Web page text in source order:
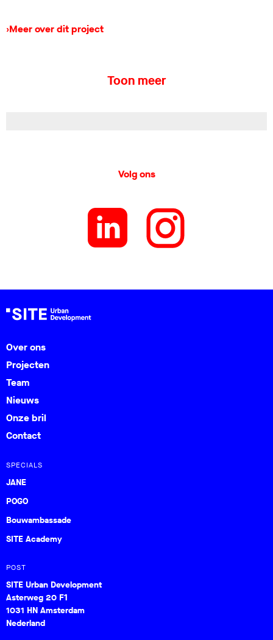
›Meer over dit project
Toon meer
Volg ons
Over ons
Projecten
Team
Nieuws
Onze bril
Contact
SPECIALS
JANE
POGO
Bouwambassade
SITE Academy
POST
SITE Urban Development
Asterweg 20 F1
1031 HN Amsterdam
Nederland